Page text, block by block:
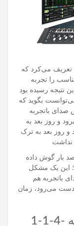
تعریف می‌کرد که
را تجربه
نتیجه رسیده بود
بگوید که
باتجربه
و روز بعد به
و روز بعد به ترک
بار گوش داده
این یک مشکل
باتجربه هم
دست می‌رود، زمان
1-1-4- نباید با یک دست چند هندوانه